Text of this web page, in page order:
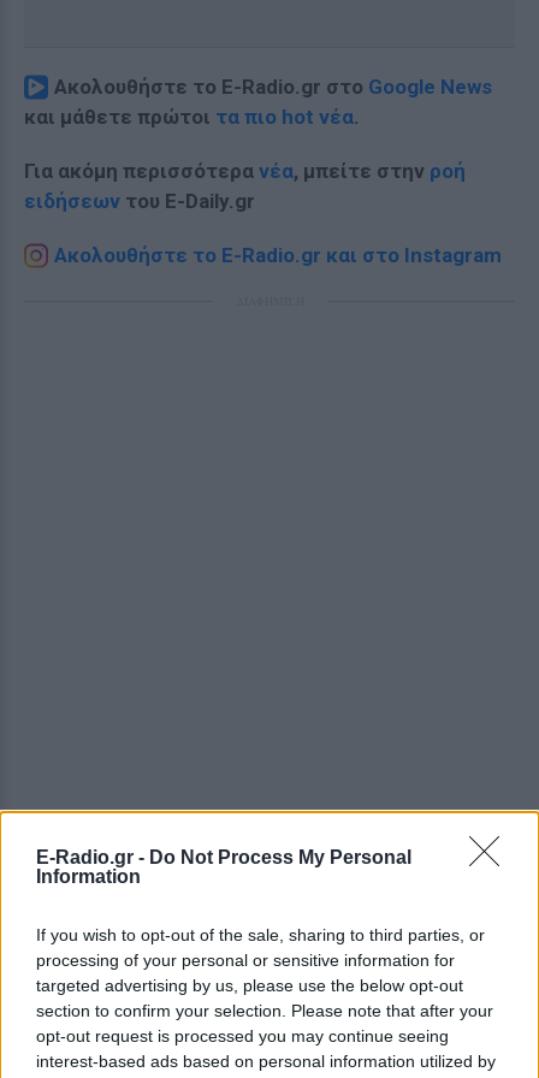
E-Radio.gr - Do Not Process My Personal
Information
If you wish to opt-out of the sale, sharing to third parties, or
processing of your personal or sensitive information for
targeted advertising by us, please use the below opt-out
section to confirm your selection. Please note that after your
opt-out request is processed you may continue seeing
interest-based ads based on personal information utilized by
Ακολουθήστε το E-Radio.gr στο Google News
και μάθετε πρώτοι τα πιο hot νέα.
Για ακόμη περισσότερα νέα, μπείτε στην ροή
ειδήσεων του E-Daily.gr
Ακολουθήστε το E-Radio.gr και στο Instagram
ΔΕΙΤΕ ΕΠΙΣΗΣ
ΣΤΗΝ ΙΔΙΑ ΚΑΤΗΓΟΡΙΑ
Απόψε τα δοκιμαστικά
δρομολόγια για την επέκταση
του Μετρό Θεσσαλονίκης προς